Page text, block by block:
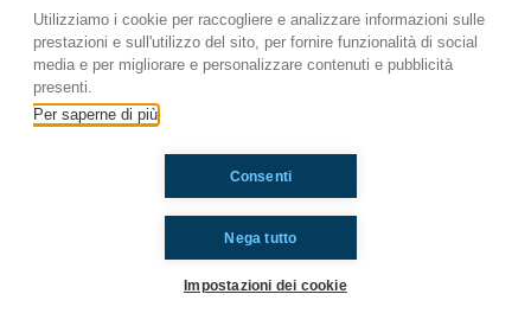
sur play!
#ToiAussi www.radioimmaginaria.it
Ti è piaciuto? Condividilo!
Utilizziamo i cookie per raccogliere e analizzare informazioni sulle
prestazioni e sull'utilizzo del sito, per fornire funzionalità di social
media e per migliorare e personalizzare contenuti e pubblicità
presenti.
Per saperne di più
Nega tutto
Consenti
Impostazioni dei cookie